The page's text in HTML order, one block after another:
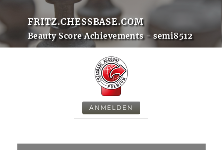
FRITZ.CHESSBASE.COM
Beauty Score Achievements - semi8512
ANMELDEN